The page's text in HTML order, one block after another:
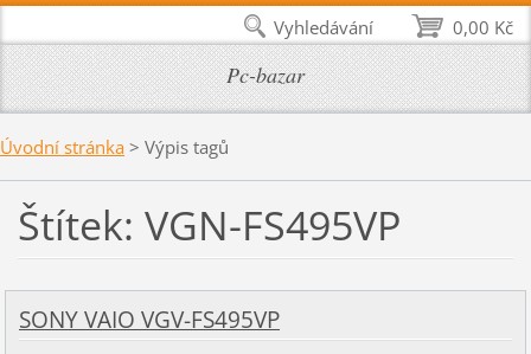
Pc-bazar
Úvodní stránka > Výpis tagů
Štítek: VGN-FS495VP
SONY VAIO VGV-FS495VP
0,00 Kč
Vyhledávání